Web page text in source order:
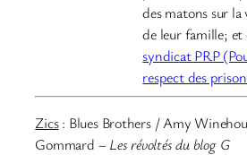
des matons sur
de leur famille; et
syndicat PRP
respect des
Zics: Blues Brothers / Amy
Gommard –Les révoltés du blog G